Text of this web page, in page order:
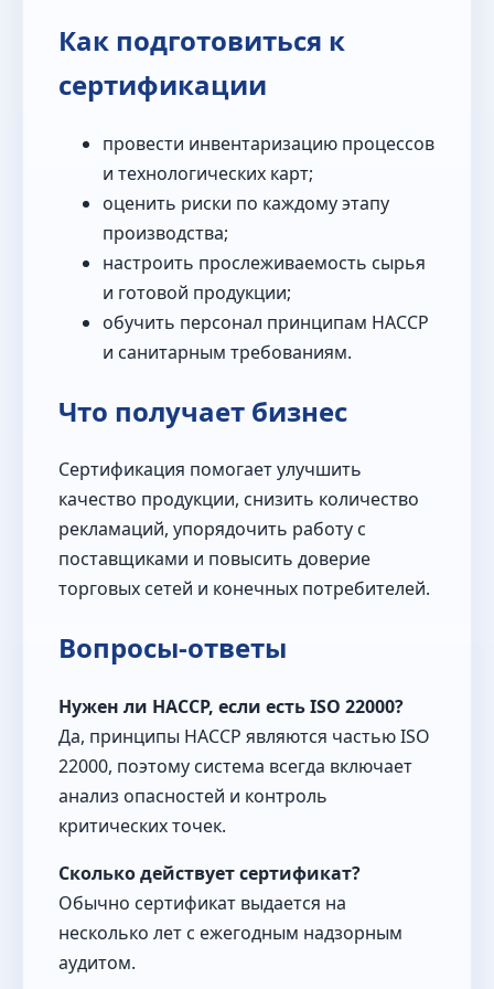
Как подготовиться к
сертификации
провести инвентаризацию процессов
и технологических карт;
оценить риски по каждому этапу
производства;
настроить прослеживаемость сырья
и готовой продукции;
обучить персонал принципам HACCP
и санитарным требованиям.
Что получает бизнес
Сертификация помогает улучшить
качество продукции, снизить количество
рекламаций, упорядочить работу с
поставщиками и повысить доверие
торговых сетей и конечных потребителей.
Вопросы-ответы
Нужен ли HACCP, если есть ISO 22000?
Да, принципы HACCP являются частью ISO
22000, поэтому система всегда включает
анализ опасностей и контроль
критических точек.
Сколько действует сертификат?
Обычно сертификат выдается на
несколько лет с ежегодным надзорным
аудитом.